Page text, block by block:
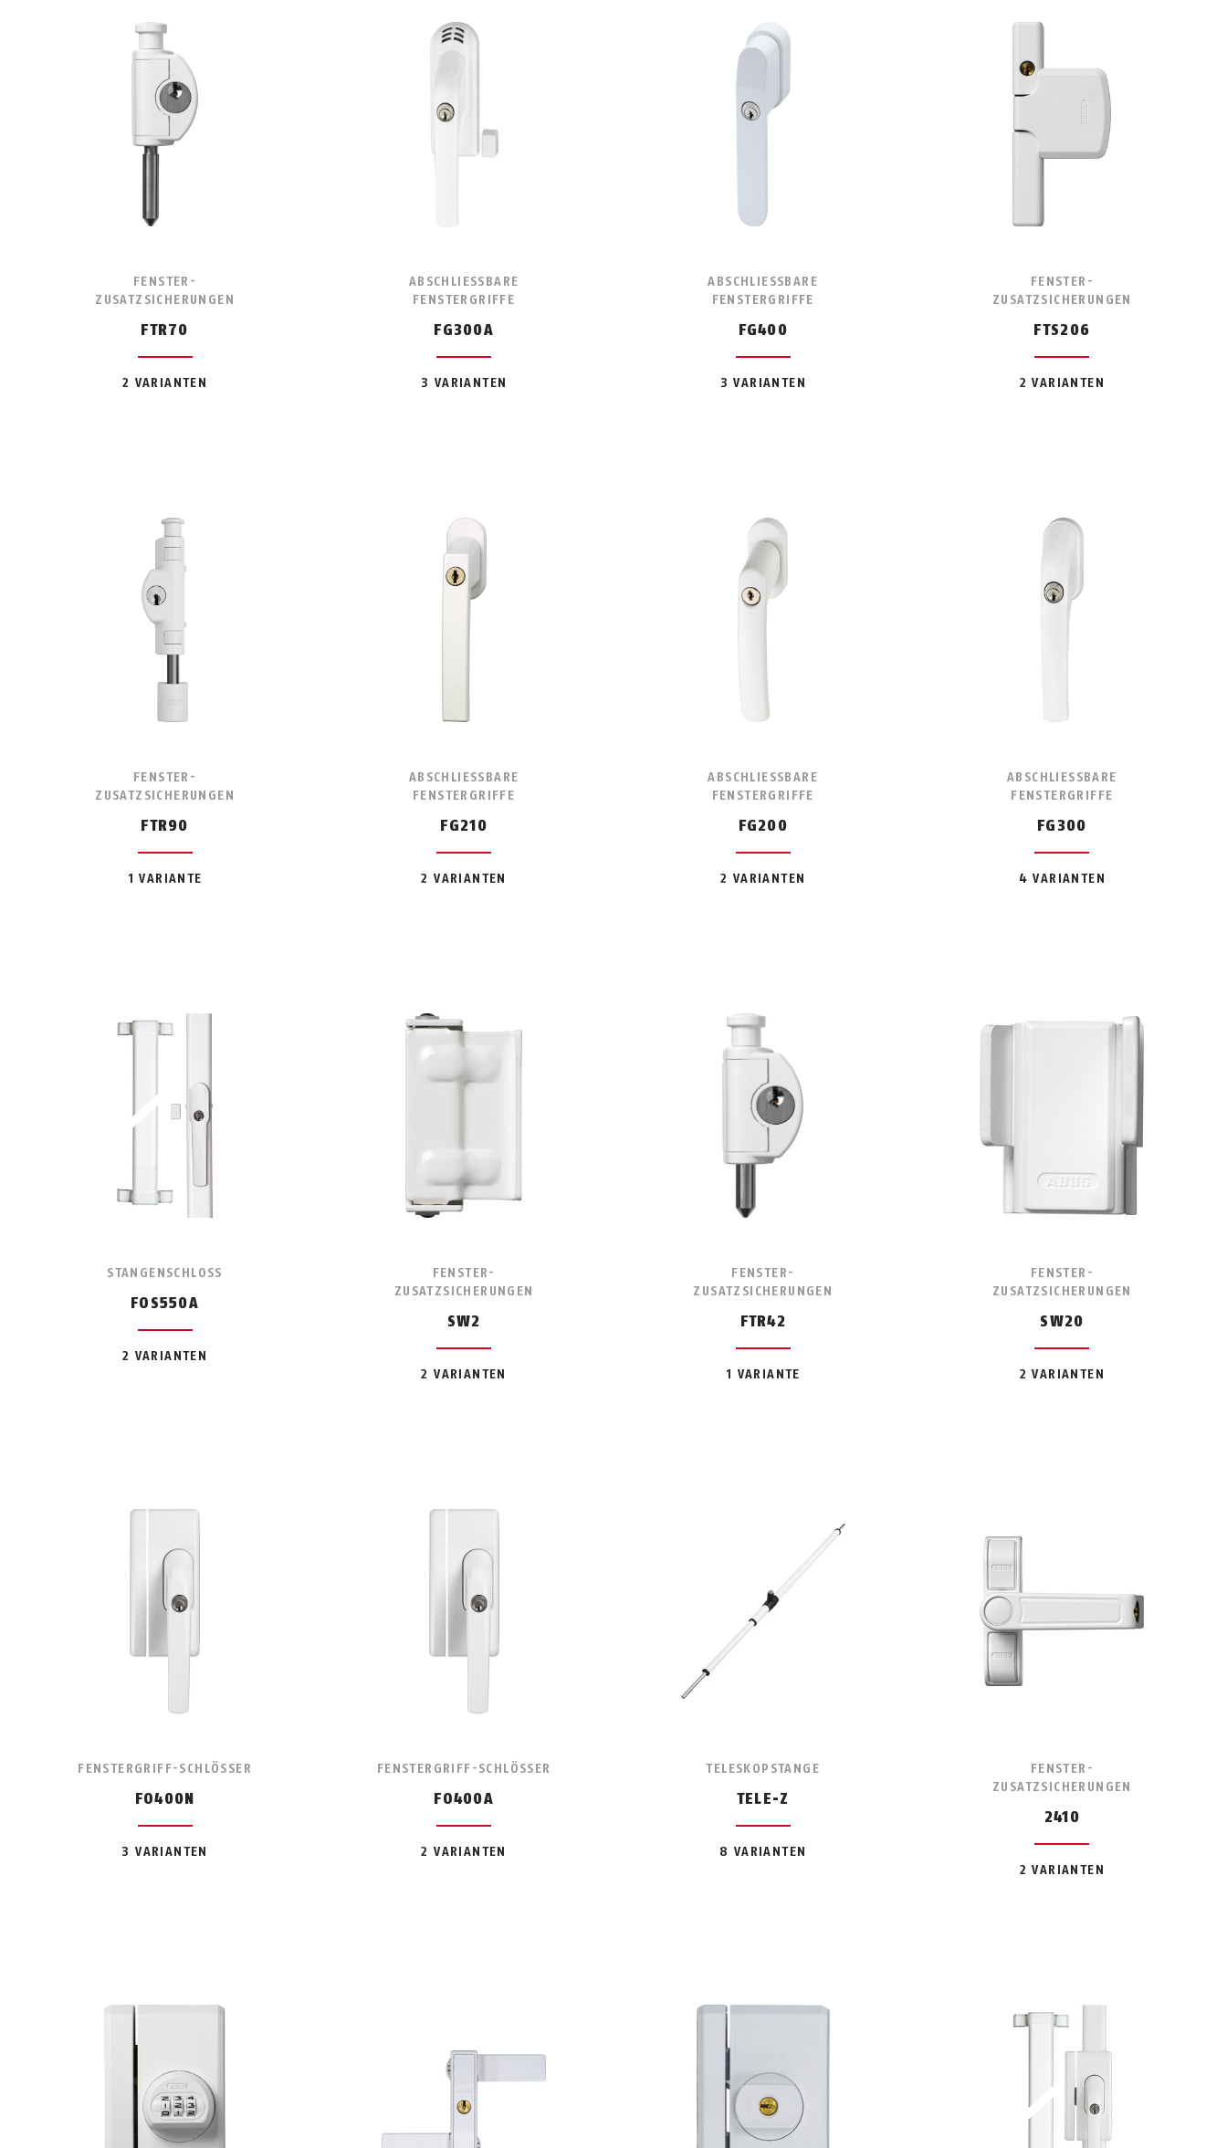
FENSTER-
ZUSATZSICHERUNGEN
FTR70
2 VARIANTEN
ABSCHLIESSBARE F
ENSTERGRIFFE
FG300A
3 VARIANTEN
ABSCHLIESSBARE F
ENSTERGRIFFE
FG400
3 VARIANTEN
FENSTER-
ZUSATZSICHERUNGEN
FTS206
2 VARIANTEN
FENSTER-
ZUSATZSICHERUNGEN
FTR90
1 VARIANTE
ABSCHLIESSBARE F
ENSTERGRIFFE
FG210
2 VARIANTEN
ABSCHLIESSBARE F
ENSTERGRIFFE
FG200
2 VARIANTEN
ABSCHLIESSBARE F
ENSTERGRIFFE
FG300
4 VARIANTEN
STANGENSCHLOSS
FOS550A
2 VARIANTEN
FENSTER-
ZUSATZSICHERUNGEN
SW2
2 VARIANTEN
FENSTER-
ZUSATZSICHERUNGEN
FTR42
1 VARIANTE
FENSTER-
ZUSATZSICHERUNGEN
SW20
2 VARIANTEN
FENSTERGRIFF-SCHLÖSSER
FO400N
3 VARIANTEN
FENSTERGRIFF-SCHLÖSSER
FO400A
2 VARIANTEN
TELESKOPSTANGE
TELE-Z
8 VARIANTEN
FENSTER-
ZUSATZSICHERUNGEN
2410
2 VARIANTEN